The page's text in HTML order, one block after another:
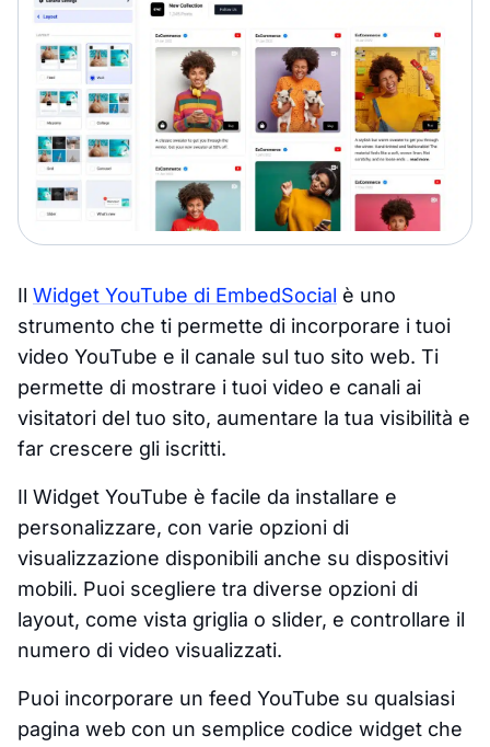
Il Widget YouTube di EmbedSocial è uno
strumento che ti permette di incorporare i tuoi
video YouTube e il canale sul tuo sito web. Ti
permette di mostrare i tuoi video e canali ai
visitatori del tuo sito, aumentare la tua visibilità e
far crescere gli iscritti.
Il Widget YouTube è facile da installare e
personalizzare, con varie opzioni di
visualizzazione disponibili anche su dispositivi
mobili. Puoi scegliere tra diverse opzioni di
layout, come vista griglia o slider, e controllare il
numero di video visualizzati.
Puoi incorporare un feed YouTube su qualsiasi
pagina web con un semplice codice widget che